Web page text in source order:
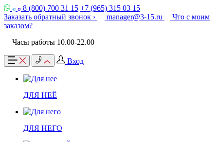
8 (800) 700 31 15 +7 (965) 315 03 15
Заказать обратный звонок ›
manager@3-15.ru
Что с моим
заказом?
Часы работы 10.00-22.00
Вход
ДЛЯ НЕЁ
ДЛЯ НЕГО